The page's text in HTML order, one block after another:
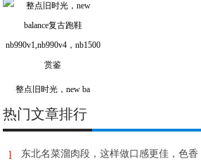
整点旧时光，new ba
热门文章排行
1 东北名菜溜肉段，这样做口感更佳，色香